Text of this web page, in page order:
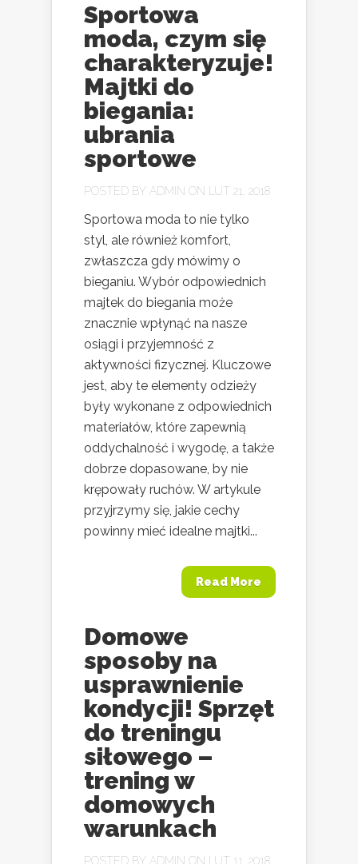
Sportowa
moda, czym się
charakteryzuje!
Majtki do
biegania:
ubrania
sportowe
POSTED BY ADMIN ON LUT 21, 2018
Sportowa moda to nie tylko
styl, ale również komfort,
zwłaszcza gdy mówimy o
bieganiu. Wybór odpowiednich
majtek do biegania może
znacznie wpłynąć na nasze
osiągi i przyjemność z
aktywności fizycznej. Kluczowe
jest, aby te elementy odzieży
były wykonane z odpowiednich
materiałów, które zapewnią
oddychalność i wygodę, a także
dobrze dopasowane, by nie
krępowały ruchów. W artykule
przyjrzymy się, jakie cechy
powinny mieć idealne majtki...
Read More
Domowe
sposoby na
usprawnienie
kondycji! Sprzęt
do treningu
siłowego –
trening w
domowych
warunkach
POSTED BY ADMIN ON LUT 11, 2018